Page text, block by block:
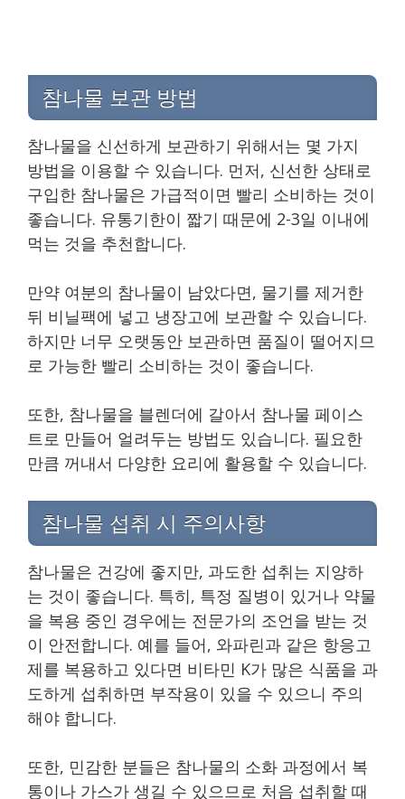
참나물 보관 방법
참나물을 신선하게 보관하기 위해서는 몇 가지
방법을 이용할 수 있습니다. 먼저, 신선한 상태로
구입한 참나물은 가급적이면 빨리 소비하는 것이
좋습니다. 유통기한이 짧기 때문에 2-3일 이내에
먹는 것을 추천합니다.
만약 여분의 참나물이 남았다면, 물기를 제거한
뒤 비닐팩에 넣고 냉장고에 보관할 수 있습니다.
하지만 너무 오랫동안 보관하면 품질이 떨어지므
로 가능한 빨리 소비하는 것이 좋습니다.
또한, 참나물을 블렌더에 갈아서 참나물 페이스
트로 만들어 얼려두는 방법도 있습니다. 필요한
만큼 꺼내서 다양한 요리에 활용할 수 있습니다.
참나물 섭취 시 주의사항
참나물은 건강에 좋지만, 과도한 섭취는 지양하
는 것이 좋습니다. 특히, 특정 질병이 있거나 약물
을 복용 중인 경우에는 전문가의 조언을 받는 것
이 안전합니다. 예를 들어, 와파린과 같은 항응고
제를 복용하고 있다면 비타민 K가 많은 식품을 과
도하게 섭취하면 부작용이 있을 수 있으니 주의
해야 합니다.
또한, 민감한 분들은 참나물의 소화 과정에서 복
통이나 가스가 생길 수 있으므로 처음 섭취할 때